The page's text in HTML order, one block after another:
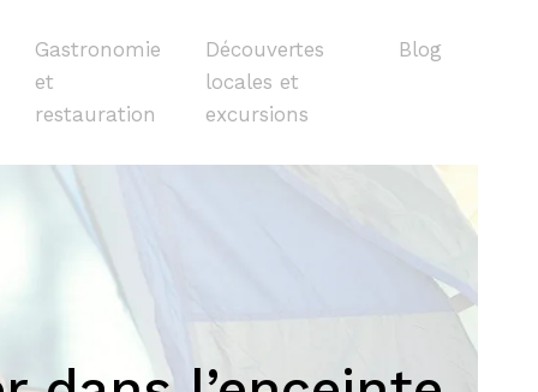
Gastronomie
et
restauration
Découvertes
locales et
excursions
Blog